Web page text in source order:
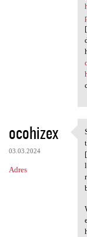
ocohizex
03.03.2024
Adres